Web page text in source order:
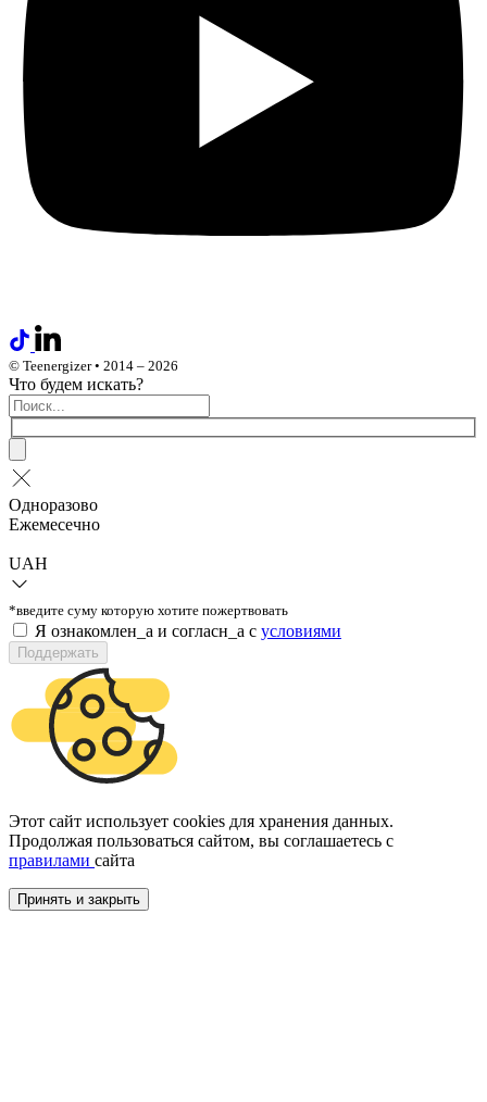
© Teenergizer • 2014 – 2026
Что будем искать?
Одноразово
Ежемесечно
UAH
*введите суму которую хотите пожертвовать
Я ознакомлен_а и согласн_а c условиями
Поддержать
Этот сайт использует cookies для хранения данных.
Продолжая пользоваться сайтом, вы соглашаетесь с
правилами сайта
Принять и закрыть